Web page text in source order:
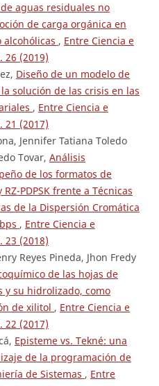
aguas residuales no
de carga orgánica en
, Entre Ciencia e
26 (2019)
Diseño de un modelo de
solución de las crisis en las
, Entre Ciencia e
21 (2017)
Jennifer Tatiana Toledo
Tovar, Análisis
de los formatos de
PDPSK frente a Técnicas
de la Dispersión Cromática
, Entre Ciencia e
23 (2018)
Reyes Pineda, Jhon Fredy
de las hojas de
y su hidrolizado, como
de xilitol , Entre Ciencia e
22 (2017)
Episteme vs. Tekné: una
de la programación de
de Sistemas , Entre